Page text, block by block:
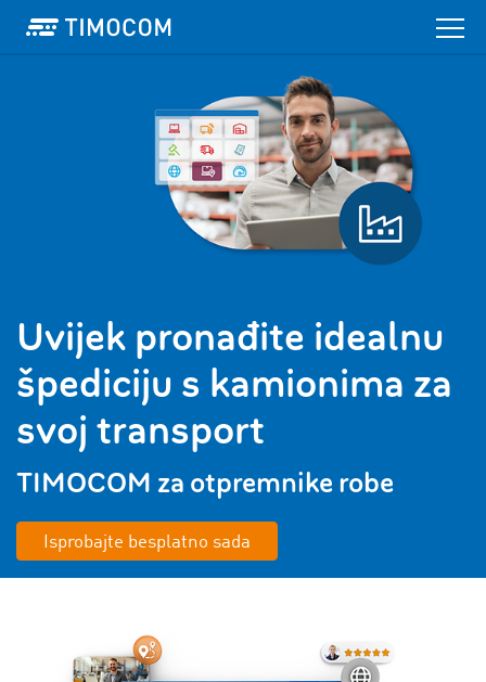
Uvijek pronađite idealnu
špediciju s kamionima za
svoj transport
TIMOCOM za otpremnike robe
Isprobajte besplatno sada